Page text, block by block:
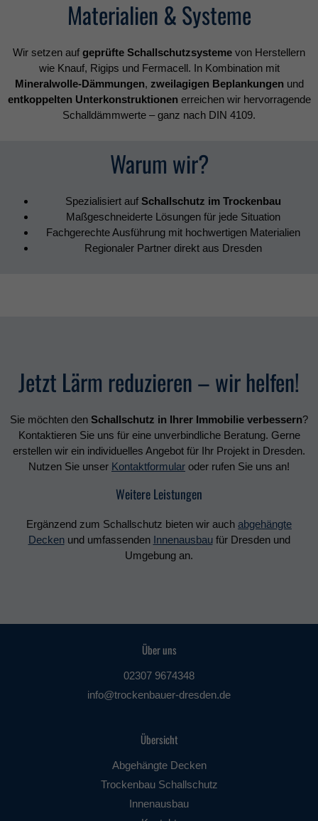
Materialien & Systeme
Wir setzen auf geprüfte Schallschutzsysteme von Herstellern
wie Knauf, Rigips und Fermacell. In Kombination mit
Mineralwolle-Dämmungen, zweilagigen Beplankungenund
entkoppelten Unterkonstruktionenerreichen wir hervorragende
Schalldämmwerte – ganz nach DIN 4109.
Warum wir?
Spezialisiert auf Schallschutz im Trockenbau
Maßgeschneiderte Lösungen für jede Situation
Fachgerechte Ausführung mit hochwertigen Materialien
Regionaler Partner direkt aus Dresden
Jetzt Lärm reduzieren – wir helfen!
Sie möchten den Schallschutz in Ihrer Immobilie verbessern?
Kontaktieren Sie uns für eine unverbindliche Beratung. Gerne
erstellen wir ein individuelles Angebot für Ihr Projekt in Dresden.
Nutzen Sie unser Kontaktformular oder rufen Sie uns an!
Weitere Leistungen
Ergänzend zum Schallschutz bieten wir auch abgehängte
Deckenund umfassenden Innenausbaufür Dresden und
Umgebung an.
Über uns
02307 9674348
info@trockenbauer-dresden.de
Übersicht
Abgehängte Decken
Trockenbau Schallschutz
Innenausbau